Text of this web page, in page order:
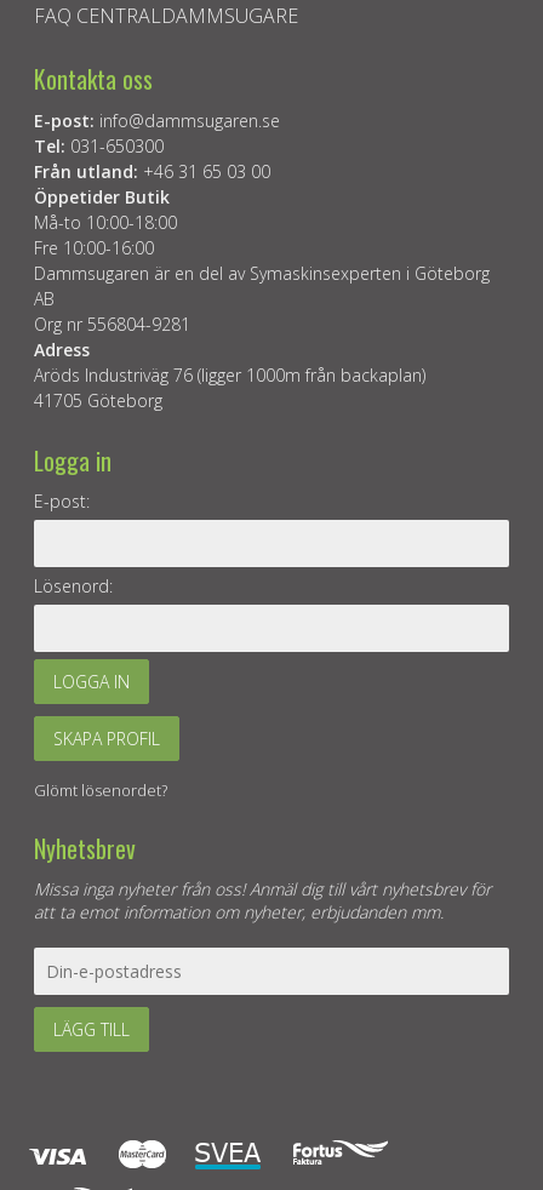
FAQ CENTRALDAMMSUGARE
Kontakta oss
E-post: info@dammsugaren.se
Tel: 031-650300
Från utland: +46 31 65 03 00
Öppetider Butik
Må-to 10:00-18:00
Fre 10:00-16:00
Dammsugaren är en del av Symaskinsexperten i Göteborg
AB
Org nr 556804-9281
Adress
Aröds Industriväg 76 (ligger 1000m från backaplan)
41705 Göteborg
Logga in
E-post:
Lösenord:
LOGGA IN
SKAPA PROFIL
Glömt lösenordet?
Nyhetsbrev
Missa inga nyheter från oss! Anmäl dig till vårt nyhetsbrev för
att ta emot information om nyheter, erbjudanden mm.
LÄGG TILL